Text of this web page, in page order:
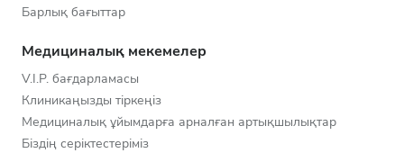
Барлық бағыттар
Медициналық мекемелер
V.I.P. бағдарламасы
Клиникаңызды тіркеңіз
Медициналық ұйымдарға арналған артықшылықтар
Біздің серіктестеріміз